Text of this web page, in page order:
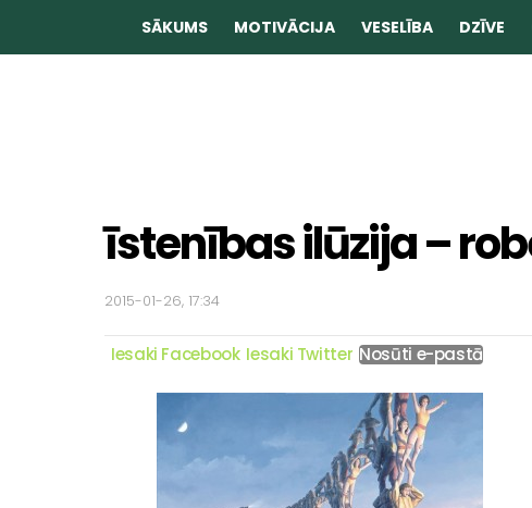
SĀKUMS MOTIVĀCIJA VESELĪBA DZĪVE
īstenības ilūzija –
2015-01-26, 17:34
Iesaki Facebook Iesaki Twitter Nosūti e-pastā